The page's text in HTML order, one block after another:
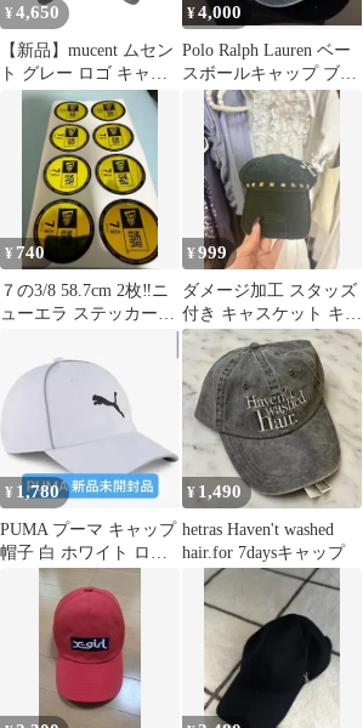
¥ 4,650
【新品】mucent ムセン
ト グレー ロゴ キャッ
¥4,000
Polo Ralph Lauren ベー
スボールキャップ ブラ
ック
¥ 740
７の3/8 58.7cm 2枚‼️ニ
ューエラ ステッカー‼️
¥999
ダメージ加工 スタッズ
付き キャスケット キャ
ップ ブラック y2k 帽子
¥ 1,780
PUMA プーマ キャップ
帽子 白 ホワイト ロ
ゴ 新品未開封品 男
女兼用
¥ 1,490
hetras Haven't washed
hair.for 7daysキャップ